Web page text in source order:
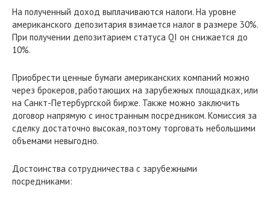
На полученный доход выплачиваются налоги. На уровне
американского депозитария взимается налог в размере 30%.
При получении депозитарием статуса QI он снижается до
10%.
Приобрести ценные бумаги американских компаний можно
через брокеров, работающих на зарубежных площадках, или
на Санкт-Петербургской бирже. Также можно заключить
договор напрямую с иностранным посредником. Комиссия за
сделку достаточно высокая, поэтому торговать небольшими
объемами невыгодно.
Достоинства сотрудничества с зарубежными
посредниками: